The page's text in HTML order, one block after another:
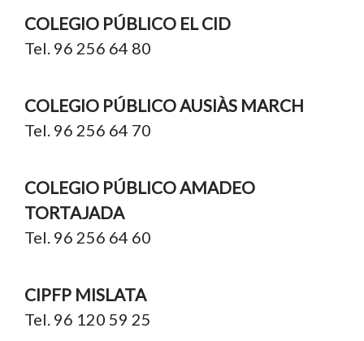
COLEGIO PÚBLICO EL CID
Tel. 96 256 64 80
COLEGIO PÚBLICO AUSIÀS MARCH
Tel. 96 256 64 70
COLEGIO PÚBLICO AMADEO
TORTAJADA
Tel. 96 256 64 60
CIPFP MISLATA
Tel. 96 120 59 25